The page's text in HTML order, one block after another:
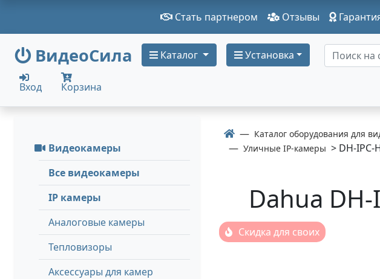
Стать партнером Отзывы
ВидеоСила Каталог Установка
Вход Корзина
Видеокамеры
Все видеокамеры
IP камеры
Аналоговые камеры
Тепловизоры
Аксессуары для камер
Каталог оборудования для
Уличные IP-камеры > DH-IPC-
Dahua DH-
Скидка для своих